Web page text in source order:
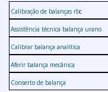
Calibração de balanças rbc
Assistência técnica balança urano
Calibrar balança analítica
Aferir balança mecânica
Conserto de balança